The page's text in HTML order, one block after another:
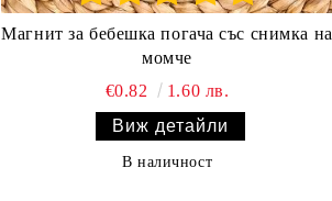
Магнит за бебешка погача със снимка на
момче
€0.82
1.60 лв.
Виж детайли
В наличност